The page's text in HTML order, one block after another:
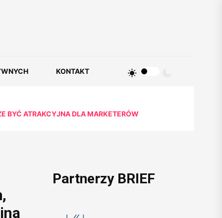
KONTAKT
BYĆ ATRAKCYJNA DLA MARKETERÓW
Partnerzy BRIEF